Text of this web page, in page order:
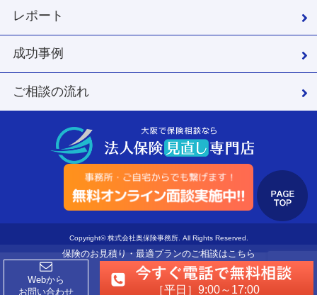
レポート
成功事例
ご相談の流れ
Copyright© 株式会社奥保険事務所. All Rights Reserved.
保険のお見積り・最適プランのご相談はこちら
Webから
お問い合わせ
［平日］9:00～17:00